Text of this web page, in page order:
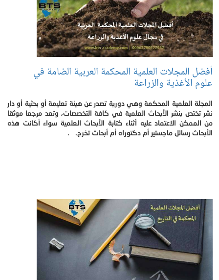
أفضل المجلات العلمية المحكمة العربية الضامة في
علوم الأغذية والزراعة
المجلة العلمية المحكمة وهي دورية تصدر عن هيئة تعليمة أو بحثية أو دار
نشر تختص بنشر الأبحاث العلمية في كافة التخصصات، وتعد مرجعا موثقا
من الممكن الاعتماد عليه أثناء كتابة الأبحاث العلمية سواء أكانت هذه
الأبحاث رسائل ماجستير أم دكتوراه أم أبحاث تخرج. .